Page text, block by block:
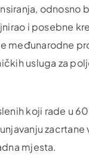
odnosno
i posebne
međunarodne
usluga za
koji rade u
mjesta.